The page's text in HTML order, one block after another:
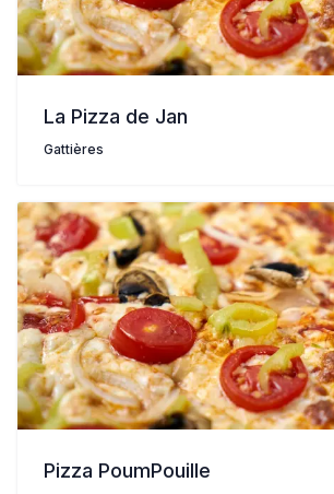
La Pizza de Jan
Gattières
Pizza PoumPouille